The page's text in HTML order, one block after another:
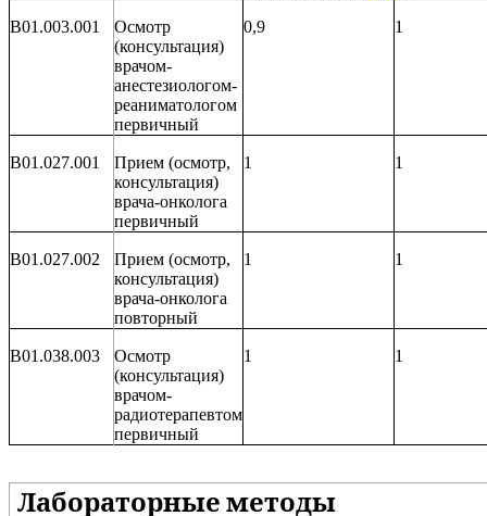
B01.003.001
Осмотр
(консультация)
врачом-
анестезиологом-
реаниматологом
первичный
0,9 1
B01.027.001
Прием (осмотр,
консультация)
врача-онколога
первичный
1 1
B01.027.002
Прием (осмотр,
консультация)
врача-онколога
повторный
1 1
B01.038.003
Осмотр
(консультация)
врачом-
радиотерапевтом
первичный
1 1
Лабораторные методы